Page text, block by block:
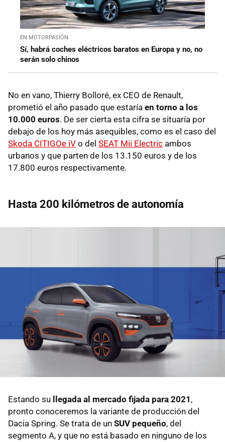
EN MOTORPASIÓN
Sí, habrá coches eléctricos baratos en Europa y no, no
serán solo chinos
No en vano, Thierry Bolloré, ex CEO de Renault,
prometió el año pasado que estaría en torno a los
10.000 euros. De ser cierta esta cifra se situaría por
debajo de los hoy más asequibles, como es el caso del
Skoda CITIGOe iV o del SEAT Mii Electric ambos
urbanos y que parten de los 13.150 euros y de los
17.800 euros respectivamente.
Hasta 200 kilómetros de autonomía
Estando su llegada al mercado fijada para 2021 ,
pronto conoceremos la variante de producción del
Dacia Spring. Se trata de un SUV pequeño, del
segmento A, y que no está basado en ninguno de los